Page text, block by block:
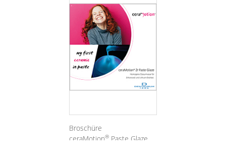
Broschüre
ceraMotion®Paste Glaze